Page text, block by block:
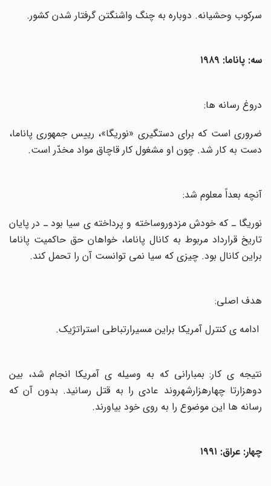
سرکوب وحشیانه. دوباره به چنگ واشنگتن گرفتار شدن کشور.
سه: پاناما: ۱۹۸۹
دروغ رسانه ها :
ضروری است که برای دستگیری «نوریگا»، رییس جمهوری پاناما،
دست به کار شد. چون او مشغول کار قاچاق مواد مخدّر است.
آنچه بعداً معلوم شد:
نوریگا ـ که خودش مزدوروساخته و پرداخته ی سیا بود ـ در پایان
تاریخ قرارداد مربوط به کانال پاناما، خواهان حق حاکمیت پاناما
براین کانال بود. چیزی که سیا نمی توانست آن را تحمل کند.
هدف اصلی:
ادامه ی کنترل آمریکا براین مسیرارتباطی استراتژیک.
نتیجه ی کار: بمبارانی که به وسیله ی آمریکا انجام شد، بین
دوهزارتا چهارهزارشهروند عادی را به قتل رسانید. بدون آن که
رسانه ها این موضوع را به روی خود بیاورند.
چهار: عراق: ۱۹۹۱